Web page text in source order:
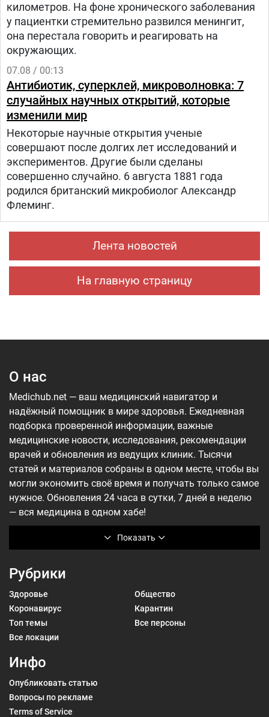
километров. На фоне хронического заболевания
у пациентки стремительно развился менингит,
она перестала говорить и реагировать на
окружающих.
07.08 / 00:13
Антибиотик, суперклей, микроволновка: 7
случайных научных открытий, которые
изменили мир
Некоторые научные открытия ученые
совершают после долгих лет исследований и
экспериментов. Другие были сделаны
совершенно случайно. 6 августа 1881 года
родился британский микробиолог Александр
Флеминг.
Лента новостей
На главную страницу
О нас
Показать
Medichub.net — ваш медицинский навигатор и
надёжный помощник в мире здоровья. Ежедневная
подборка проверенной информации, важные
медицинские новости, исследования, рекомендации
врачей и обновления из ведущих клиник. Тысячи
статей и материалов собраны в одном месте, чтобы вы
могли экономить своё время и получать только самое
нужное. Обновления 24 часа в сутки, 7 дней в неделю
— вся медицина в одном хабе!
Рубрики
Здоровье
Общество
Коронавирус
Карантин
Топ темы
Все персоны
Все локации
Инфо
Опубликовать статью
Вопросы по рекламе
Terms of Service